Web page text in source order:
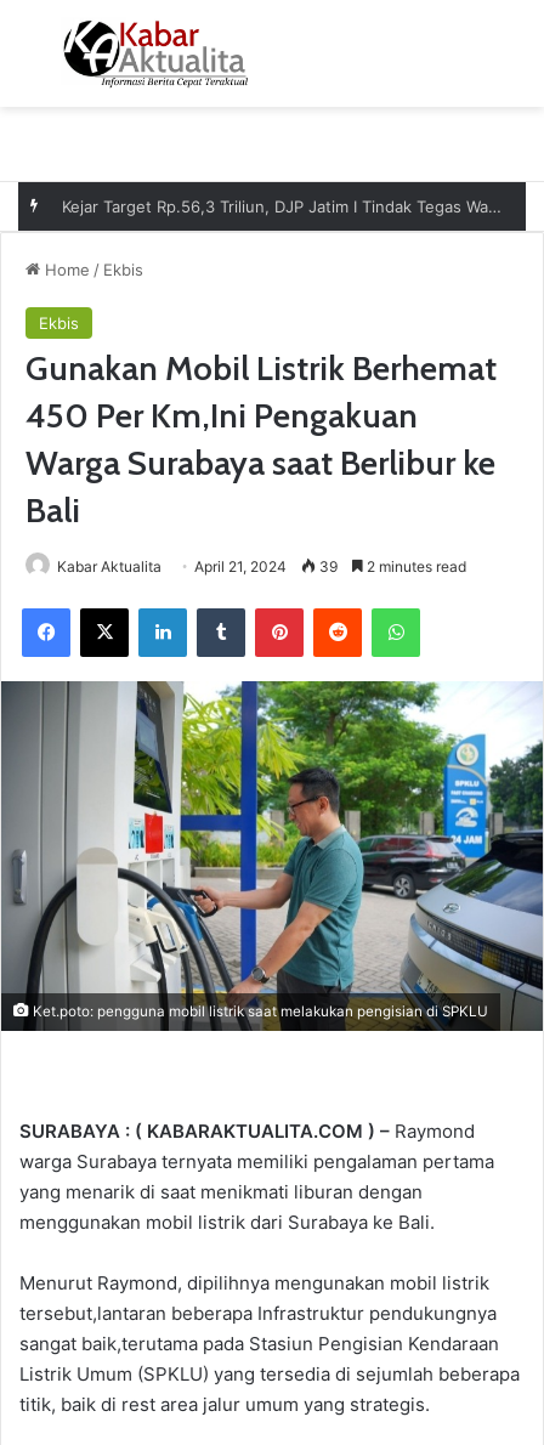
Menu
Kejar Target Rp.56,3 Triliun, DJP Jatim I Tindak Tegas Wajib Pajak Nakal Lewat Pemblokiran Rekening
Home / Ekbis
Ekbis
Gunakan Mobil Listrik Berhemat
450 Per Km,Ini Pengakuan
Warga Surabaya saat Berlibur ke
Bali
Kabar Aktualita April 21, 2024 39 2 minutes read
Ket.poto: pengguna mobil listrik saat melakukan pengisian di SPKLU
SURABAYA : ( KABARAKTUALITA.COM ) – Raymond
warga Surabaya ternyata memiliki pengalaman pertama
yang menarik di saat menikmati liburan dengan
menggunakan mobil listrik dari Surabaya ke Bali.
Menurut Raymond, dipilihnya mengunakan mobil listrik
tersebut,lantaran beberapa Infrastruktur pendukungnya
sangat baik,terutama pada Stasiun Pengisian Kendaraan
Listrik Umum (SPKLU) yang tersedia di sejumlah beberapa
titik, baik di rest area jalur umum yang strategis.